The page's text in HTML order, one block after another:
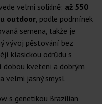
velmi solidně: až 550
outdoor, podle podmínek
semena, takže je
vývoj pěstování bez
klasickou odrůdu s
dobou kvetení a dobrým
velmi jasný smysl.
s genetikou Brazilian